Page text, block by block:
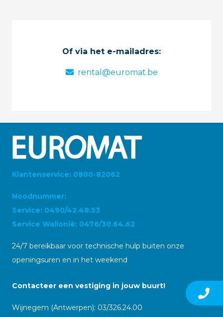
Of via het e-mailadres:
rental@euromat.be
Klantenservice: 0800-82062
Noodnummer:
Service: 0490/42.48.53
Service Wallonië: 0476/30.64.62
24/7 bereikbaar voor technische hulp buiten onze
openingsuren en in het weekend
Contacteer een vestiging in jouw buurt!
Wijnegem (Antwerpen): 03/326.24.00